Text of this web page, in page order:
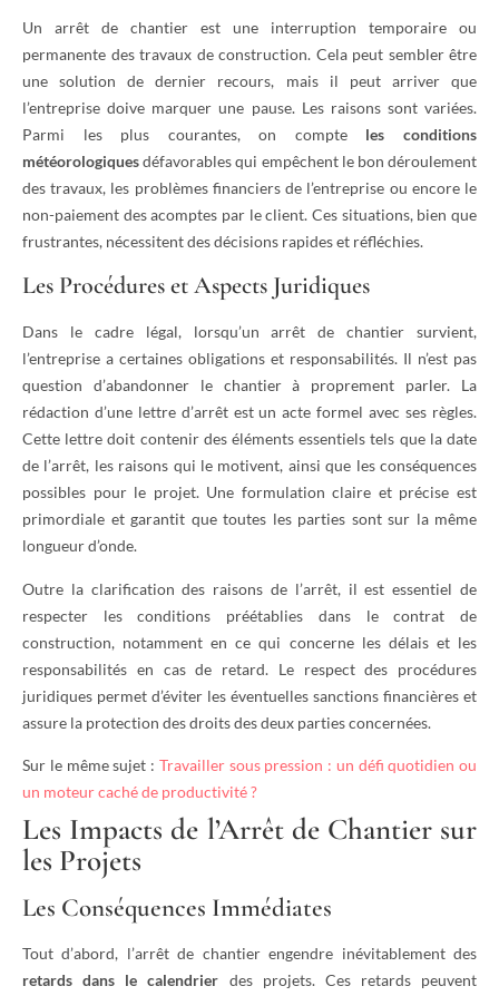
Un arrêt de chantier est une interruption temporaire ou
permanente des travaux de construction. Cela peut sembler être
une solution de dernier recours, mais il peut arriver que
l’entreprise doive marquer une pause. Les raisons sont variées.
Parmi les plus courantes, on compte les conditions
météorologiquesdéfavorables qui empêchent le bon déroulement
des travaux, les problèmes financiers de l’entreprise ou encore le
non-paiement des acomptes par le client. Ces situations, bien que
frustrantes, nécessitent des décisions rapides et réfléchies.
Les Procédures et Aspects Juridiques
Dans le cadre légal, lorsqu’un arrêt de chantier survient,
l’entreprise a certaines obligations et responsabilités. Il n’est pas
question d’abandonner le chantier à proprement parler. La
rédaction d’une lettre d’arrêt est un acte formel avec ses règles.
Cette lettre doit contenir des éléments essentiels tels que la date
de l’arrêt, les raisons qui le motivent, ainsi que les conséquences
possibles pour le projet. Une formulation claire et précise est
primordiale et garantit que toutes les parties sont sur la même
longueur d’onde.
Outre la clarification des raisons de l’arrêt, il est essentiel de
respecter les conditions préétablies dans le contrat de
construction, notamment en ce qui concerne les délais et les
responsabilités en cas de retard. Le respect des procédures
juridiques permet d’éviter les éventuelles sanctions financières et
assure la protection des droits des deux parties concernées.
Sur le même sujet : Travailler sous pression : un défi quotidien ou
un moteur caché de productivité ?
Les Impacts de l’Arrêt de Chantier sur
les Projets
Les Conséquences Immédiates
Tout d’abord, l’arrêt de chantier engendre inévitablement des
retards dans le calendrier des projets. Ces retards peuvent